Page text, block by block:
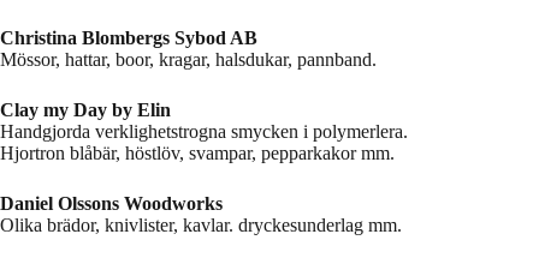
Christina Blombergs Sybod AB
Mössor, hattar, boor, kragar, halsdukar, pannband.
Clay my Day by Elin
Handgjorda verklighetstrogna smycken i polymerlera.
Hjortron blåbär, höstlöv, svampar, pepparkakor mm.
Daniel Olssons Woodworks
Olika brädor, knivlister, kavlar. dryckesunderlag mm.